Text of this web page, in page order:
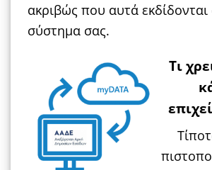
ακριβώς που αυτά εκδίδονται
σύστημα σας.
Τι